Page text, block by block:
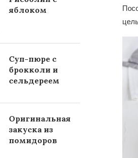
яблоком
Суп-пюре с
брокколи и
сельдереем
Оригинальная
закуска из
помидоров